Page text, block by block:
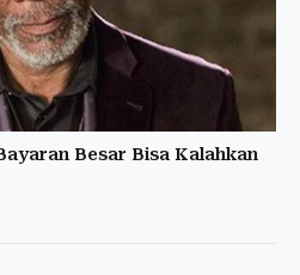
Besar Bisa Kalahkan